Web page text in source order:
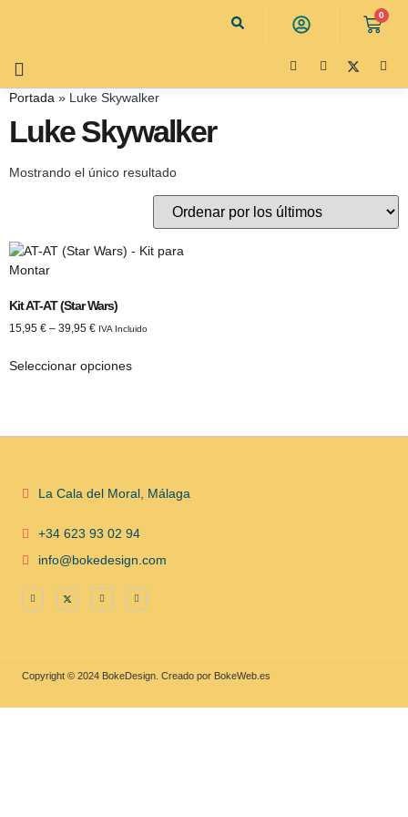
0
Portada » Luke Skywalker
Luke Skywalker
Mostrando el único resultado
Kit AT-AT (Star Wars)
15,95 € – 39,95 € IVA Incluido
Seleccionar opciones
La Cala del Moral, Málaga
+34 623 93 02 94
info@bokedesign.com
Copyright © 2024 BokeDesign. Creado por BokeWeb.es